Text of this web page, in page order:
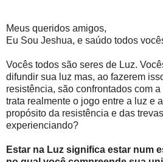
Meus queridos amigos,
Eu Sou Jeshua, e saúdo todos
Vocês todos são seres de Luz.
difundir sua luz mas, ao fazerem
resistência, são confrontados com
trata realmente o jogo entre a luz e
propósito da resistência e das
experienciando?
Estar na Luz significa estar num